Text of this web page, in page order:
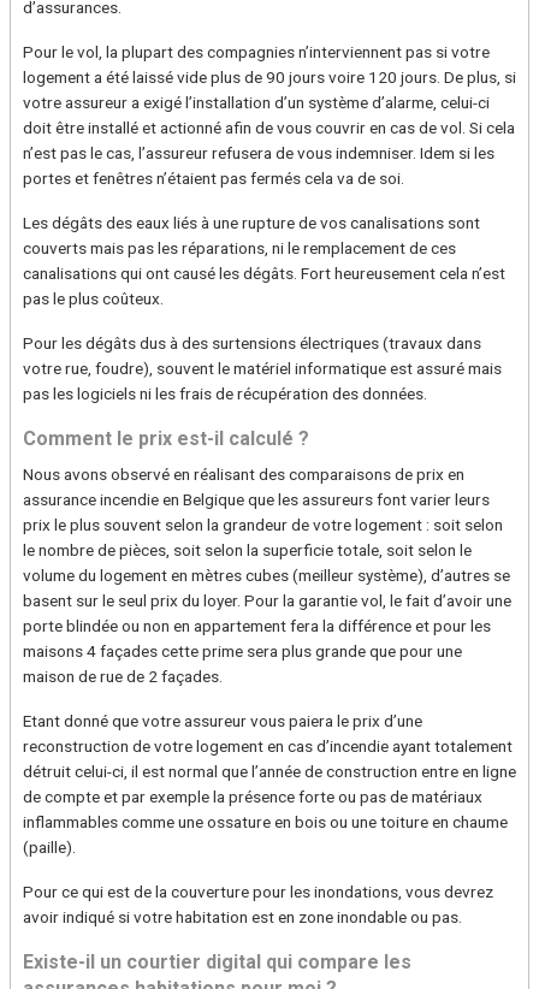
d’assurances.
Pour le vol, la plupart des compagnies n’interviennent pas si votre
logement a été laissé vide plus de 90 jours voire 120 jours. De plus, si
votre assureur a exigé l’installation d’un système d’alarme, celui-ci
doit être installé et actionné afin de vous couvrir en cas de vol. Si cela
n’est pas le cas, l’assureur refusera de vous indemniser. Idem si les
portes et fenêtres n’étaient pas fermés cela va de soi.
Les dégâts des eaux liés à une rupture de vos canalisations sont
couverts mais pas les réparations, ni le remplacement de ces
canalisations qui ont causé les dégâts. Fort heureusement cela n’est
pas le plus coûteux.
Pour les dégâts dus à des surtensions électriques (travaux dans
votre rue, foudre), souvent le matériel informatique est assuré mais
pas les logiciels ni les frais de récupération des données.
Comment le prix est-il calculé ?
Nous avons observé en réalisant des comparaisons de prix en
assurance incendie en Belgique que les assureurs font varier leurs
prix le plus souvent selon la grandeur de votre logement : soit selon
le nombre de pièces, soit selon la superficie totale, soit selon le
volume du logement en mètres cubes (meilleur système), d’autres se
basent sur le seul prix du loyer. Pour la garantie vol, le fait d’avoir une
porte blindée ou non en appartement fera la différence et pour les
maisons 4 façades cette prime sera plus grande que pour une
maison de rue de 2 façades.
Etant donné que votre assureur vous paiera le prix d’une
reconstruction de votre logement en cas d’incendie ayant totalement
détruit celui-ci, il est normal que l’année de construction entre en ligne
de compte et par exemple la présence forte ou pas de matériaux
inflammables comme une ossature en bois ou une toiture en chaume
(paille).
Pour ce qui est de la couverture pour les inondations, vous devrez
avoir indiqué si votre habitation est en zone inondable ou pas.
Existe-il un courtier digital qui compare les